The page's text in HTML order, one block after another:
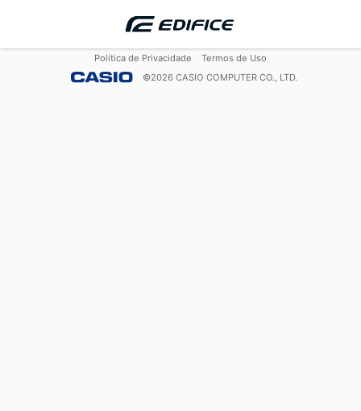
Política de Privacidade
Termos de Uso
©2026 CASIO COMPUTER CO., LTD.